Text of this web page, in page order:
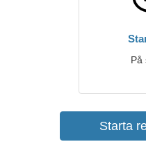
På
Starta